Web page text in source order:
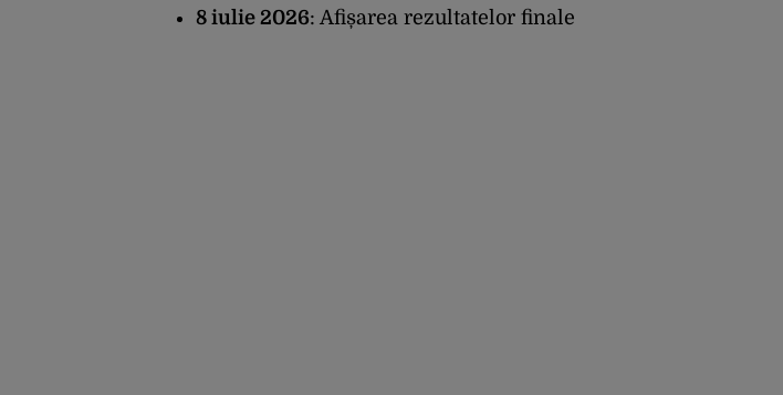
8 iulie 2026: Afișarea rezultatelor finale